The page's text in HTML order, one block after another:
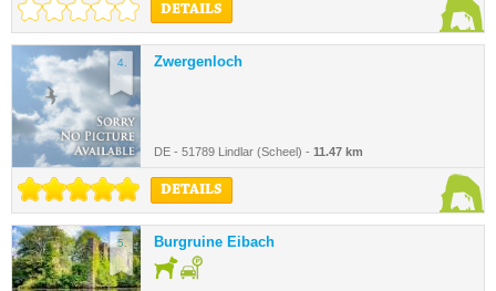
DETAILS
4. Zwergenloch
DE - 51789 Lindlar (Scheel) - 11.47 km
DETAILS
5. Burgruine Eibach